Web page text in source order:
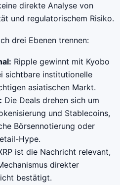
direkte Analyse von
und regulatorischem Risiko.
drei Ebenen trennen:
Ripple gewinnt mit Kyobo
sichtbare institutionelle
asiatischen Markt.
Die Deals drehen sich um
und Stablecoins,
Börsennotierung oder
Hype.
ist die Nachricht relevant,
direkter
bestätigt.